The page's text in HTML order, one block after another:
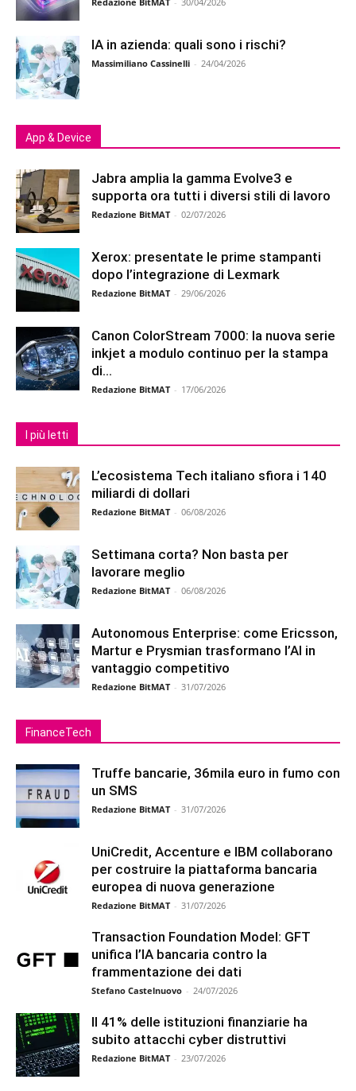
IA in azienda: quali sono i rischi?
Massimiliano Cassinelli - 24/04/2026
App & Device
Jabra amplia la gamma Evolve3 e
supporta ora tutti i diversi stili di lavoro
Redazione BitMAT - 02/07/2026
Xerox: presentate le prime stampanti
dopo l’integrazione di Lexmark
Redazione BitMAT - 29/06/2026
Canon ColorStream 7000: la nuova serie
inkjet a modulo continuo per la stampa
di...
Redazione BitMAT - 17/06/2026
I più letti
L’ecosistema Tech italiano sfiora i 140
miliardi di dollari
Redazione BitMAT - 06/08/2026
Settimana corta? Non basta per
lavorare meglio
Redazione BitMAT - 06/08/2026
Autonomous Enterprise: come Ericsson,
Martur e Prysmian trasformano l’AI in
vantaggio competitivo
Redazione BitMAT - 31/07/2026
FinanceTech
Truffe bancarie, 36mila euro in fumo con
un SMS
Redazione BitMAT - 31/07/2026
UniCredit, Accenture e IBM collaborano
per costruire la piattaforma bancaria
europea di nuova generazione
Redazione BitMAT - 31/07/2026
Transaction Foundation Model: GFT
unifica l’IA bancaria contro la
frammentazione dei dati
Stefano Castelnuovo - 24/07/2026
Il 41% delle istituzioni finanziarie ha
subito attacchi cyber distruttivi
Redazione BitMAT - 23/07/2026